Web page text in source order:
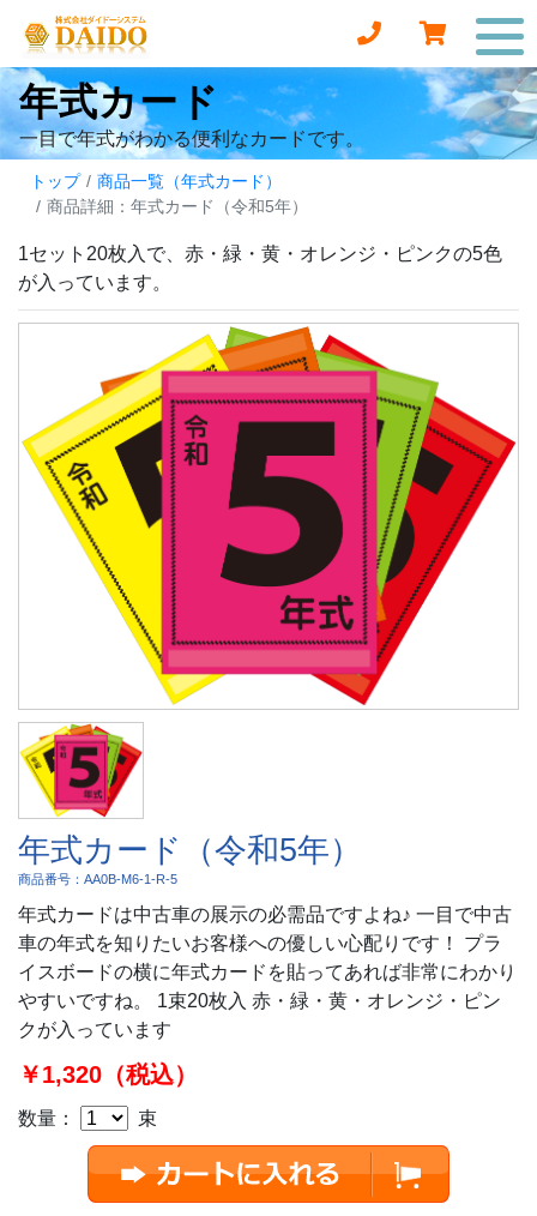
年式カード
一目で年式がわかる便利なカードです。
トップ
商品一覧（年式カード）
商品詳細：年式カード（令和5年）
1セット20枚入で、赤・緑・黄・オレンジ・ピンクの5色
が入っています。
年式カード（令和5年）
商品番号：AA0B-M6-1-R-5
年式カードは中古車の展示の必需品ですよね♪ 一目で中古
車の年式を知りたいお客様への優しい心配りです！ プラ
イスボードの横に年式カードを貼ってあれば非常にわかり
やすいですね。 1束20枚入 赤・緑・黄・オレンジ・ピン
クが入っています
￥1,320（税込）
数量： 束